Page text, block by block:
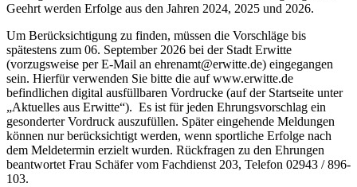
Geehrt werden Erfolge aus den Jahren 2024, 2025 und 2026.
Um Berücksichtigung zu finden, müssen die Vorschläge bis
spätestens zum 06. September 2026 bei der Stadt Erwitte
(vorzugsweise per E-Mail an ehrenamt@erwitte.de) eingegangen
sein. Hierfür verwenden Sie bitte die auf www.erwitte.de
befindlichen digital ausfüllbaren Vordrucke (auf der Startseite unter
„Aktuelles aus Erwitte“). Es ist für jeden Ehrungsvorschlag ein
gesonderter Vordruck auszufüllen. Später eingehende Meldungen
können nur berücksichtigt werden, wenn sportliche Erfolge nach
dem Meldetermin erzielt wurden. Rückfragen zu den Ehrungen
beantwortet Frau Schäfer vom Fachdienst 203, Telefon 02943 / 896-
103.